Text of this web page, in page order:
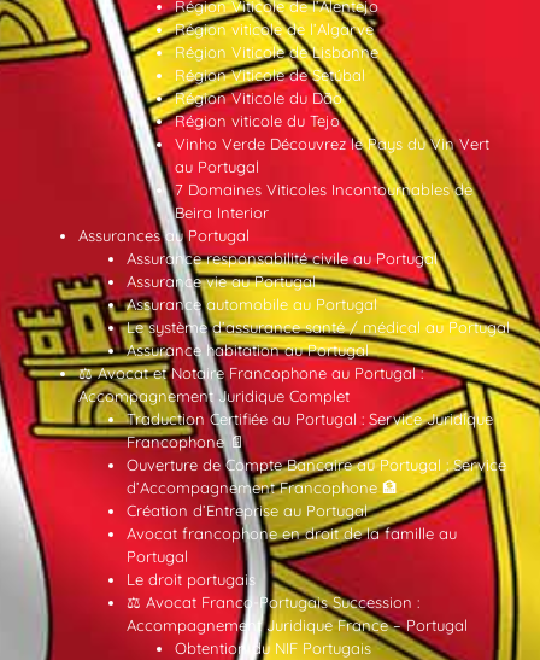
Région Viticole de l’Alentejo
Région viticole de l’Algarve
Région Viticole de Lisbonne
Région Viticole de Setúbal
Région Viticole du Dão
Région viticole du Tejo
Vinho Verde Découvrez le Pays du Vin Vert
au Portugal
7 Domaines Viticoles Incontournables de
Beira Interior
Assurances au Portugal
Assurance responsabilité civile au Portugal
Assurance vie au Portugal
Assurance automobile au Portugal
Le système d’assurance santé / médical au Portugal
Assurance habitation au Portugal
⚖️ Avocat et Notaire Francophone au Portugal :
Accompagnement Juridique Complet
Traduction Certifiée au Portugal : Service Juridique
Francophone 📄
Ouverture de Compte Bancaire au Portugal : Service
d’Accompagnement Francophone 🏦
Création d’Entreprise au Portugal
Avocat francophone en droit de la famille au
Portugal
Le droit portugais
⚖️ Avocat Franco-Portugais Succession :
Accompagnement Juridique France – Portugal
Obtention du NIF Portugais